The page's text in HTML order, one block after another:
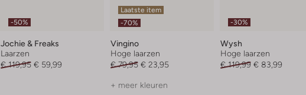
-50%
Jochie & Freaks
Laarzen
€ 119,95 € 59,99
Laatste item
-70%
Vingino
Hoge laarzen
€ 79,95 € 23,95
+ meer kleuren
-30%
Wysh
Hoge laarzen
€ 119,99 € 83,99